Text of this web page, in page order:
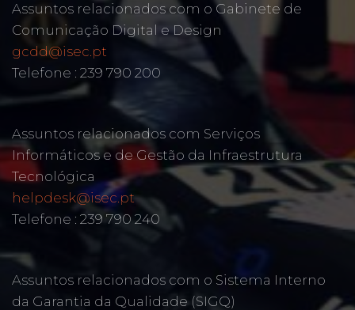
Assuntos relacionados com o Gabinete de
Comunicação Digital e Design
gcdd@isec.pt
Telefone : 239 790 200
Assuntos relacionados com Serviços
Informáticos e de Gestão da Infraestrutura
Tecnológica
helpdesk@isec.pt
Telefone : 239 790 240
Assuntos relacionados com o Sistema Interno
da Garantia da Qualidade (SIGQ)